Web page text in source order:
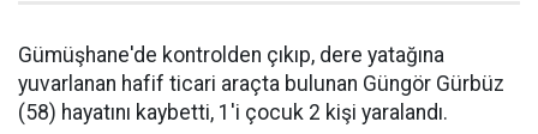
Gümüşhane'de kontrolden çıkıp, dere yatağına
yuvarlanan hafif ticari araçta bulunan Güngör Gürbüz
(58) hayatını kaybetti, 1'i çocuk 2 kişi yaralandı.